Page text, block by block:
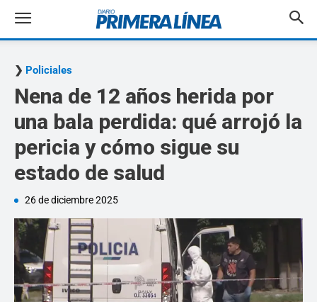
Policiales
Nena de 12 años herida por
una bala perdida: qué arrojó la
pericia y cómo sigue su
estado de salud
26 de diciembre 2025